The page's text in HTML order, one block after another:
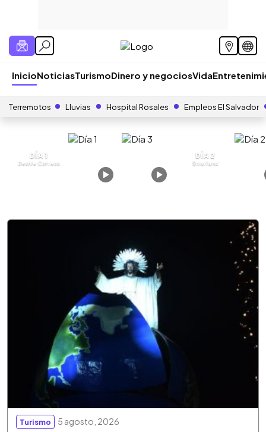
InicioNoticiasTurismoDinero y negociosVida
Terremotos Lluvias Hospital Rosales Empleos El Salvador
DÍA 1
Desfile Correos
DÍA 2
Sivarland
Turismo 5 agosto, 2026